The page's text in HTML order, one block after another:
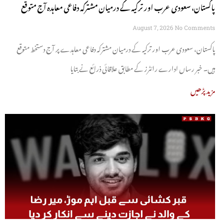
پاکستان، سعودی عرب اور ترکیہ کے درمیان مشترکہ دفاعی معاہدہ آج متوقع
August 7, 2026 No Comments
پاکستان، سعودی عرب اور ترکیہ کے درمیان مشترکہ دفاعی معاہدے پر آج دستخط متوقع
ہیں۔ خبر رساں ادارے رائٹرز کے مطابق علاقائی ذرائع نے بتایا
مزید پڑھیں